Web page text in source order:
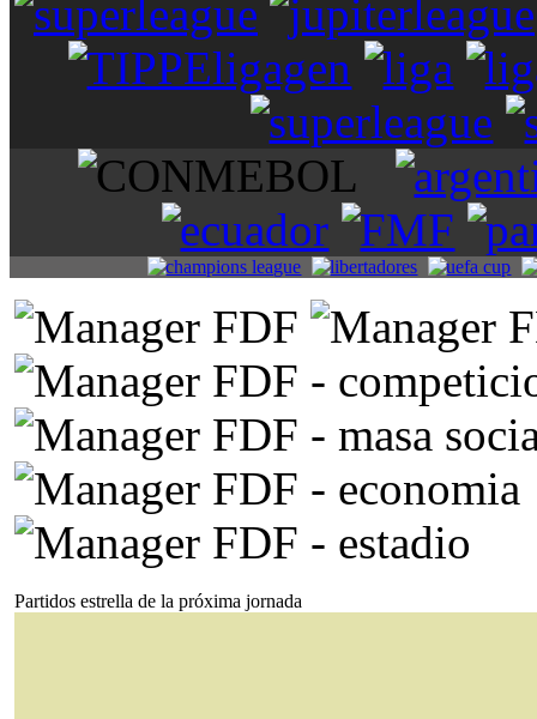
Partidos estrella de la próxima jornada